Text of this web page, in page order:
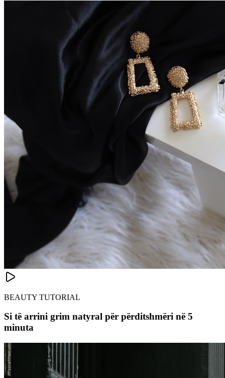
BEAUTY TUTORIAL
Si të arrini grim natyral për përditshmëri në 5
minuta